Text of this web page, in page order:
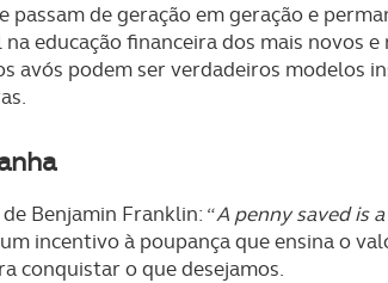
de geração em geração e
educação financeira dos mais novos
avós podem ser verdadeiros modelos
Benjamin Franklin: “A penny saved is
incentivo à poupança que ensina o
conquistar o que desejamos.